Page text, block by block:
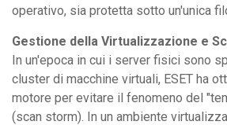
operativo, sia protetta sotto un'unica
Gestione della Virtualizzazione e
In un'epoca in cui i server fisici sono
cluster di macchine virtuali, ESET ha
motore per evitare il fenomeno del
(scan storm). In un ambiente